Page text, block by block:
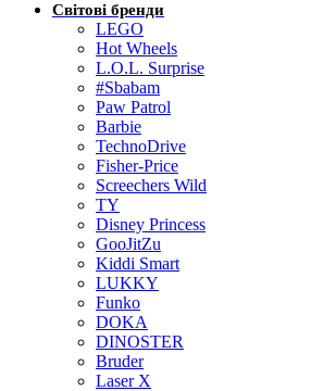
Світові бренди
LEGO
Hot Wheels
L.O.L. Surprise
#Sbabam
Paw Patrol
Barbie
TechnoDrive
Fisher-Price
Screechers Wild
TY
Disney Princess
GooJitZu
Kiddi Smart
LUKKY
Funko
DOKA
DINOSTER
Bruder
Laser X